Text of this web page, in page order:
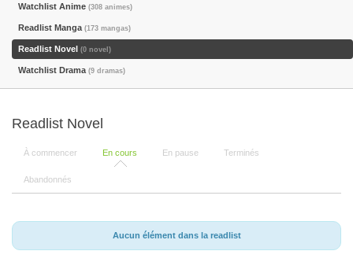
Watchlist Anime (308 animes)
Readlist Manga (173 mangas)
Readlist Novel (0 novel)
Watchlist Drama (9 dramas)
Readlist Novel
À commencer En cours En pause Terminés
Abandonnés
Aucun élément dans la readlist